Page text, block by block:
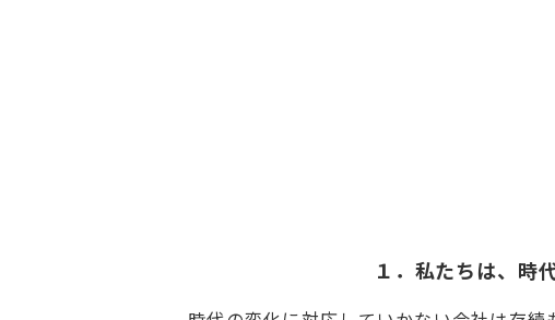
１．私たちは、時